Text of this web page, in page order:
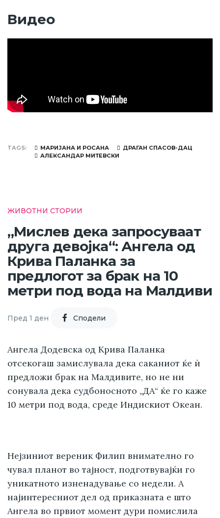
Видео
TAGS МАРИЈАНА И РОСАНА
ДРАГАН СПАСОВ-ДАЦ
АЛЕКСАНДАР МИТЕВСКИ
ЖИВОТНИ СТОРИИ
„Мислев дека запросуваат
друга девојка“: Ангела од
Крива Паланка за
предлогот за брак на 10
метри под вода на Малдиви
Пред 1 ден Cподели
Ангела Додевска од Крива Паланка
отсекогаш замислувала дека саканиот ќе ѝ
предложи брак на Малдивите, но не ни
сонувала дека судбоносното „ДА“ ќе го каже
10 метри под вода, среде Индискиот Океан.
Нејзиниот вереник Филип внимателно го
чувал планот во тајност, подготвувајќи го
уникатното изненадување со недели. А
најинтересниот дел од приказната е што
Ангела во првиот момент дури помислила